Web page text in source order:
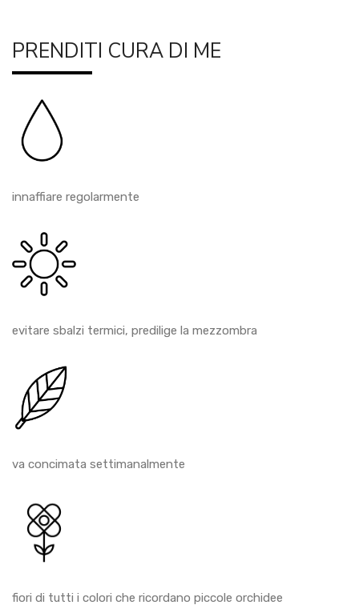
PRENDITI CURA DI ME
innaffiare regolarmente
evitare sbalzi termici, predilige la mezzombra
va concimata settimanalmente
fiori di tutti i colori che ricordano piccole orchidee